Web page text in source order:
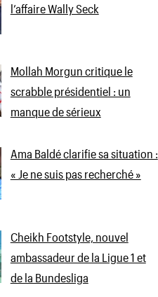
l’affaire Wally Seck
Mollah Morgun critique le
scrabble présidentiel : un
manque de sérieux
Ama Baldé clarifie sa situation :
« Je ne suis pas recherché »
Cheikh Footstyle, nouvel
ambassadeur de la Ligue 1 et
de la Bundesliga